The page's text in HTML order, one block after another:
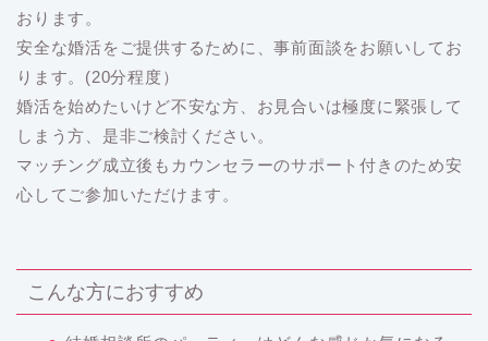
おります。
安全な婚活をご提供するために、事前面談をお願いしてお
ります。(20分程度）
婚活を始めたいけど不安な方、お見合いは極度に緊張して
しまう方、是非ご検討ください。
マッチング成立後もカウンセラーのサポート付きのため安
心してご参加いただけます。
こんな方におすすめ